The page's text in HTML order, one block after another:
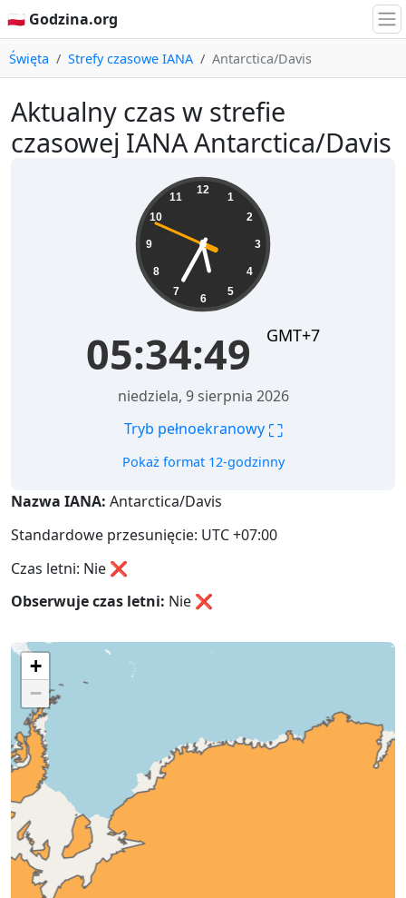
🇵🇱 Godzina.org
Święta Strefy czasowe IANA Antarctica/Davis
Aktualny czas w strefie
czasowej IANA Antarctica/Davis
12
1
2
3
4
5
6
7
8
9
10
11
05:34:50 GMT+7
niedziela, 9 sierpnia 2026
Tryb pełnoekranowy ⛶
Pokaż format 12-godzinny
Nazwa IANA: Antarctica/Davis
Standardowe przesunięcie: UTC +07:00
Czas letni: Nie ❌
Obserwuje czas letni: Nie ❌
+
−